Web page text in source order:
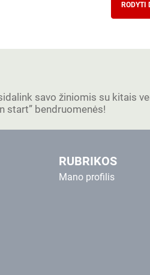
RODYTI
savo žiniomis su kitais
start” bendruomenės!
RUBRIKOS
Mano profilis